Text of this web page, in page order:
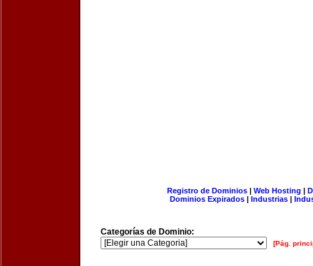
Registro de Dominios| Web Hosting |
Dominios Expirados | Industrias |
Categorías de Dominio:
[Pág.